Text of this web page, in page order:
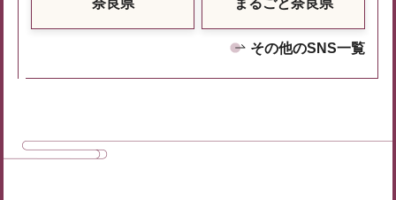
奈良県 まるごと奈良県
その他のSNS一覧